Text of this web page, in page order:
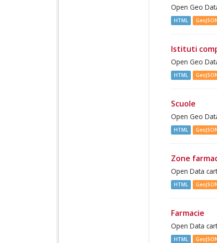
Open Geo
HTML
Istituti
Open Geo
HTML
Scuole
Open Geo
HTML
Zone
Open Data
HTML
Farmacie
Open Data
HTML